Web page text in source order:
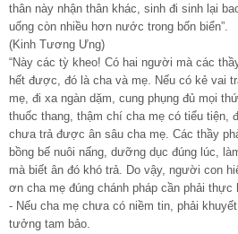
thân này nhận thân khác, sinh đi sinh lại
uống còn nhiều hơn nước trong bốn biển”.
(Kinh Tương Ưng)
“Này các tỳ kheo! Có hai người mà các
hết được, đó là cha và mẹ. Nếu có kẻ vai
mẹ, đi xa ngàn dặm, cung phụng đủ mọi
thuốc thang, thậm chí cha mẹ có tiểu tiện,
chưa trả được ân sâu cha mẹ. Các thầy
bồng bế nuôi nấng, dưỡng dục đúng lúc,
mà biết ân đó khó trả. Do vậy, người con
ơn cha mẹ đúng chánh pháp cần phải thực
- Nếu cha mẹ chưa có niềm tin, phải
tưởng tam bảo.